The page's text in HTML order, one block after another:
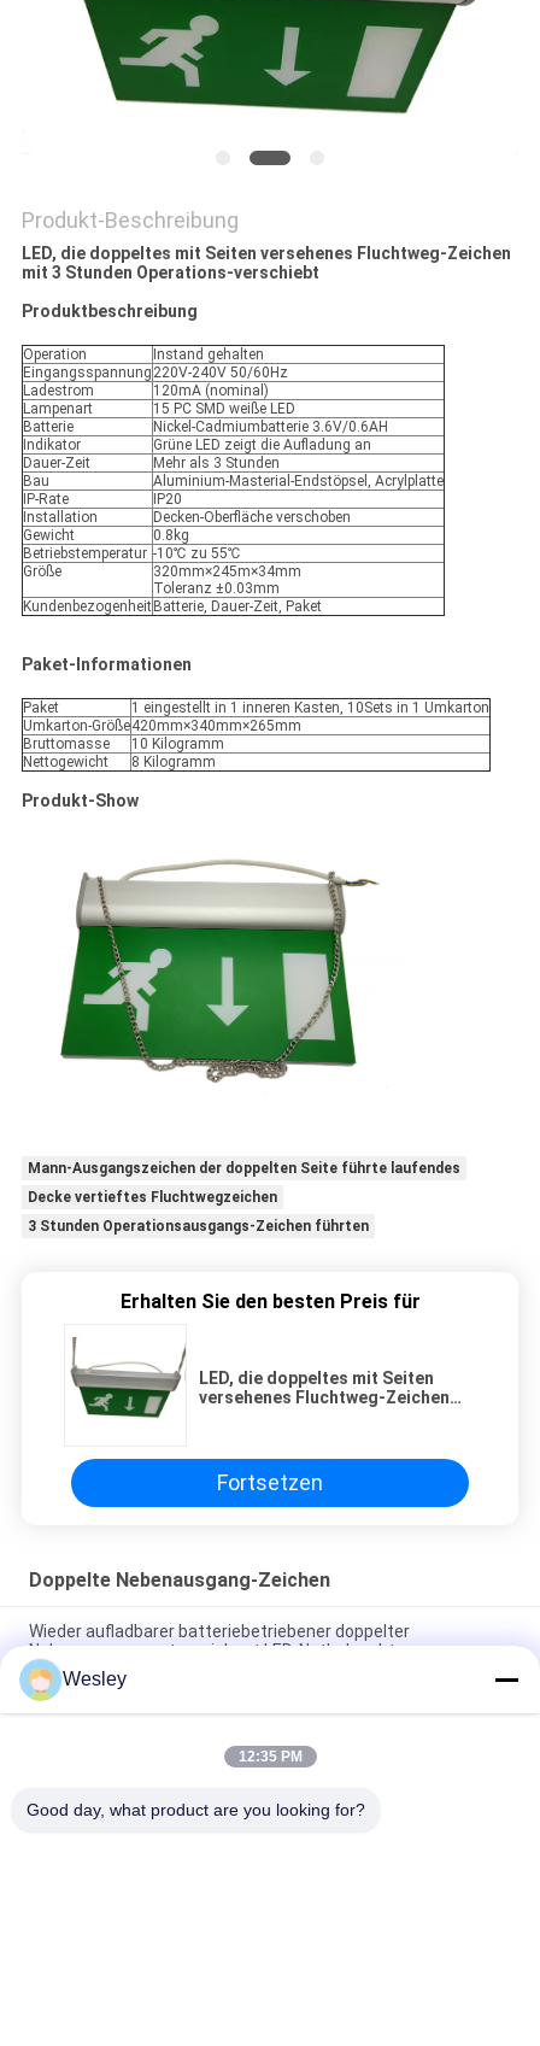
Produkt-Beschreibung
LED, die doppeltes mit Seiten versehenes Fluchtweg-Zeichen
mit 3 Stunden Operations-verschiebt
Produktbeschreibung
Operation
Instand gehalten
Eingangsspannung 220V-240V 50/60Hz
Ladestrom
120mA (nominal)
Lampenart
15 PC SMD weiße LED
Batterie
Nickel-Cadmiumbatterie 3.6V/0.6AH
Indikator
Grüne LED zeigt die Aufladung an
Dauer-Zeit
Mehr als 3 Stunden
Bau
Aluminium-Masterial-Endstöpsel, Acrylplatte
IP-Rate
IP20
Installation
Decken-Oberfläche verschoben
Gewicht
0.8kg
Betriebstemperatur -10℃ zu 55℃
Größe
320mm×245m×34mm
Toleranz ±0.03mm
Kundenbezogenheit Batterie, Dauer-Zeit, Paket
Paket-Informationen
Paket
1 eingestellt in 1 inneren Kasten, 10Sets in 1 Umkarton
Umkarton-Größe420mm×340mm×265mm
Bruttomasse
10 Kilogramm
Nettogewicht
8 Kilogramm
Produkt-Show
Mann-Ausgangszeichen der doppelten Seite führte laufendes
Decke vertieftes Fluchtwegzeichen
3 Stunden Operationsausgangs-Zeichen führten
Erhalten Sie den besten Preis für
LED, die doppeltes mit Seiten
versehenes Fluchtweg-Zeichen
Fortsetzen
Doppelte Nebenausgang-Zeichen
Wieder aufladbarer batteriebetriebener doppelter
Nebenausgang unterzeichnet LED-Notbeleuchtung
110V / Nebenausgang-Zeichen-Selbsthielt prüfende laufende
Mann-Notbeleuchtung des Doppelt-220V instand
Wiederaufladbare Li-Ionen-Batterie LED Notfahrtschild mit 3
Wesley
12:35 PM
Good day, what product are you looking for?